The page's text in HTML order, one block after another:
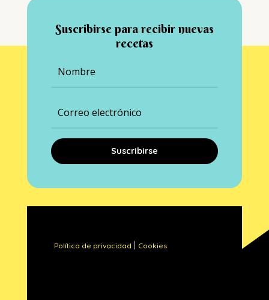
Suscribirse para recibir nuevas
recetas
Suscribirse
Política de privacidad Cookies